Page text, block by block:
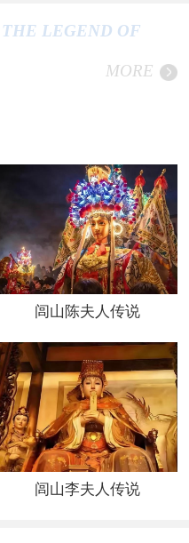
THE LEGEND OF
MORE
闾山陈夫人传说
闾山李夫人传说